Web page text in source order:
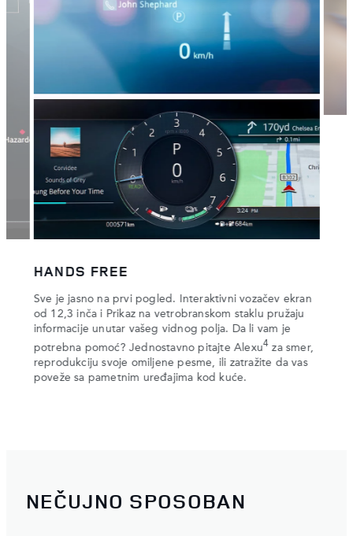
HANDS FREE
Sve je jasno na prvi pogled. Interaktivni vozačev ekran
od 12,3 inča i Prikaz na vetrobranskom staklu pružaju
informacije unutar vašeg vidnog polja. Da li vam je
potrebna pomoć? Jednostavno pitajte Alexu4za smer,
reprodukciju svoje omiljene pesme, ili zatražite da vas
poveže sa pametnim uređajima kod kuće.
NEČUJNO SPOSOBAN